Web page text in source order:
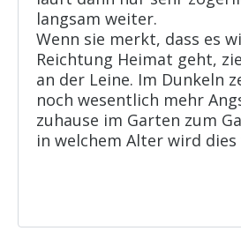
langsam weiter.
Wenn sie merkt, dass es
Reichtung Heimat geht,
an der Leine. Im Dunkeln
noch wesentlich mehr
zuhause im Garten zum
in welchem Alter wird dies